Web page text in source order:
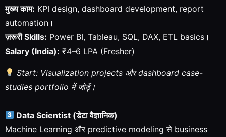
मुख्य काम: KPI design, dashboard development, report
automation।
ज़रूरी Skills: Power BI, Tableau, SQL, DAX, ETL basics।
Salary (India): ₹4–6 LPA (Fresher)
Start: Visualization projects और dashboard case-
studies portfolio में जोड़ें।
Data Scientist (डेटा वैज्ञानिक)
Machine Learning और predictive modeling से business